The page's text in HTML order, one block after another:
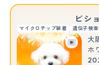
ビシ
マイクロチップ装着 遺伝子検
大
ホ